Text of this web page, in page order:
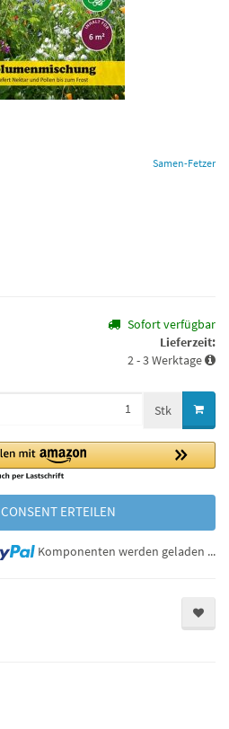
Samen-Fetzer
Sofort verfügbar
Lieferzeit:
2 - 3 Werktage
Stk
CONSENT ERTEILEN
Komponenten werden geladen ...